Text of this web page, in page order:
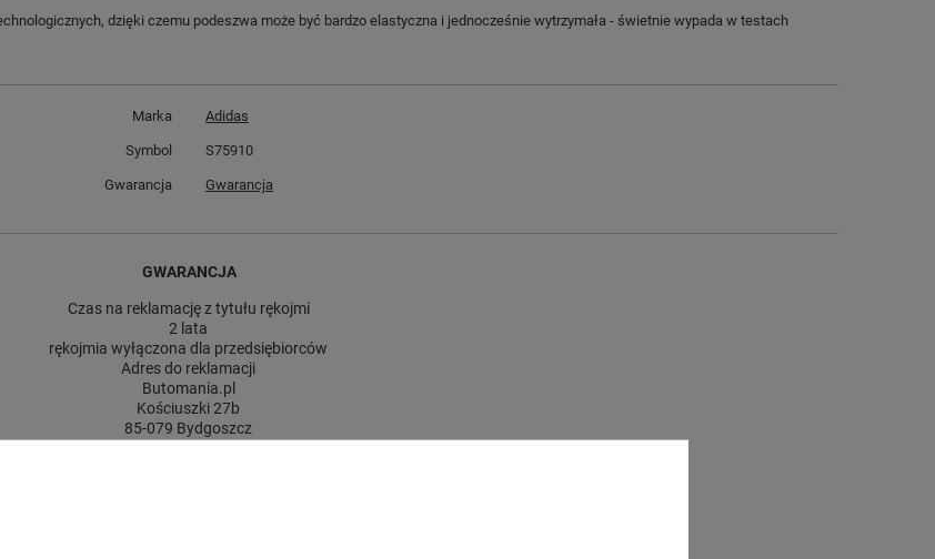
dzięki czemu podeszwa może być bardzo elastyczna i jednocześnie wytrzymała - świetnie wypada w testach
Marka Adidas
Symbol S75910
Gwarancja Gwarancja
GWARANCJA
Czas na reklamację z tytułu rękojmi
2 lata
rękojmia wyłączona dla przedsiębiorców
Adres do reklamacji
Butomania.pl
Kościuszki 27b
85-079 Bydgoszcz